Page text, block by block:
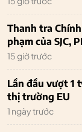
Thanh tra
phạm của SJC,
15 giờ trước
Lần đầu vượt 1
thị trường EU
1 ngày trước